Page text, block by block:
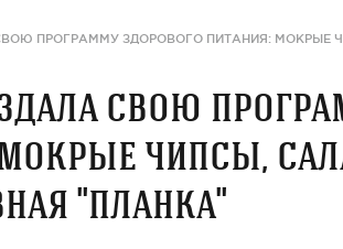
ПРОГРАММУ ЗДОРОВОГО ПИТАНИЯ: МОКРЫЕ
свою
чипсы,
"планка"